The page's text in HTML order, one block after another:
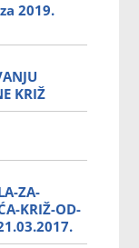
2019.
KRIŽ
ZA-
KRIŽ-OD-